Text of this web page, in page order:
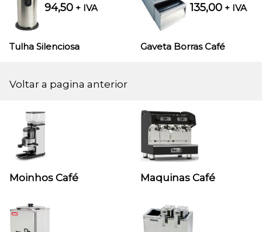
94,50 + IVA
Tulha Silenciosa
135,00+ IVA
Gaveta Borras Café
Voltar a pagina anterior
Moinhos Café Maquinas Café